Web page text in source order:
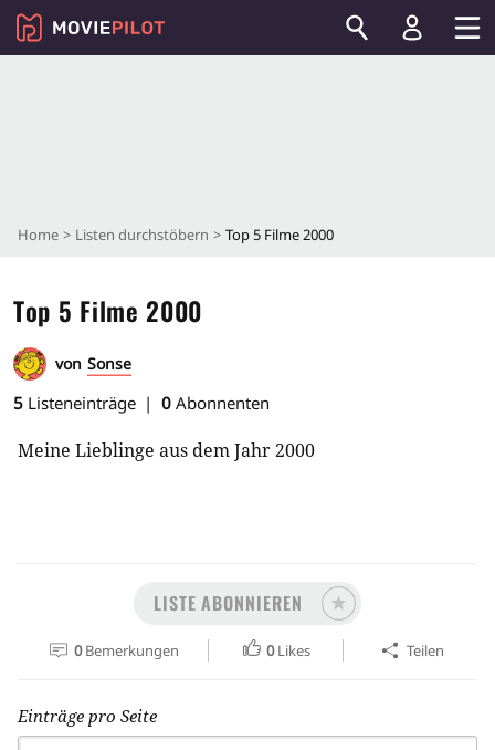
Home Listen durchstöbern Top 5 Filme 2000
Top 5 Filme 2000
von Sonse
5 Listeneinträge 0 Abonnenten
Meine Lieblinge aus dem Jahr 2000
LISTE ABONNIEREN
0 Bemerkungen 0 Likes Teilen
Einträge pro Seite